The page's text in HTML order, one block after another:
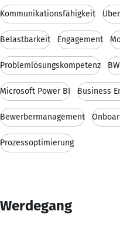
Kommunikationsfähigkeit
Belastbarkeit Engagement
Problemlösungskompetenz
Microsoft Power BI Business
Bewerbermanagement
Prozessoptimierung
Werdegang